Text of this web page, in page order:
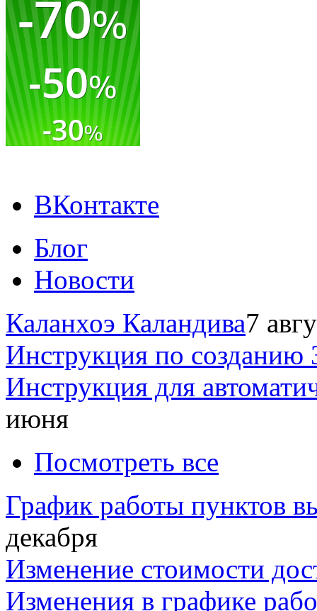
ВКонтакте
Блог
Новости
Каланхоэ Каландива7
Инструкция по созданию
Инструкция для
июня
Посмотреть все
График работы пунктов
декабря
Изменение стоимости
Изменения в графике